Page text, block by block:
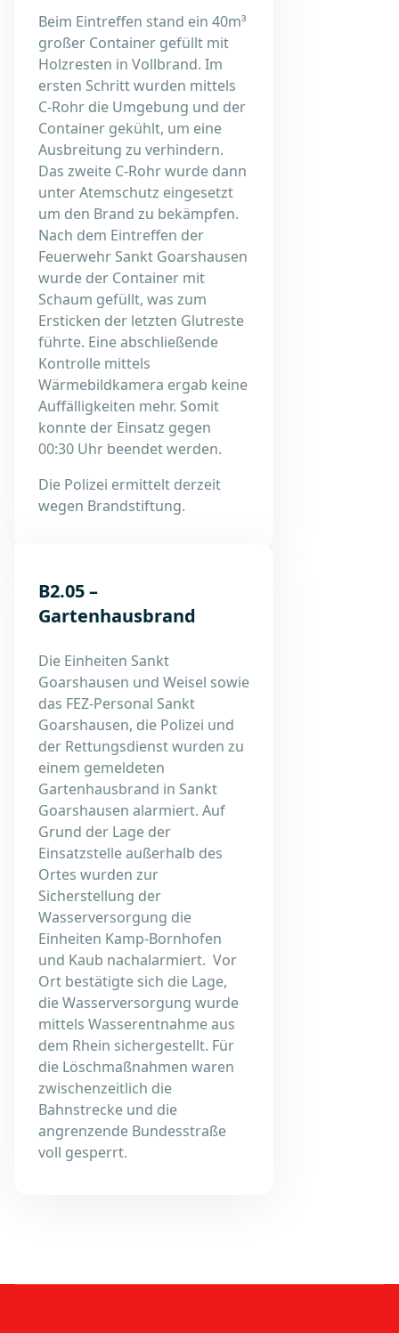
Beim Eintreffen stand ein 40m³
großer Container gefüllt mit
Holzresten in Vollbrand. Im
ersten Schritt wurden mittels
C-Rohr die Umgebung und der
Container gekühlt, um eine
Ausbreitung zu verhindern.
Das zweite C-Rohr wurde dann
unter Atemschutz eingesetzt
um den Brand zu bekämpfen.
Nach dem Eintreffen der
Feuerwehr Sankt Goarshausen
wurde der Container mit
Schaum gefüllt, was zum
Ersticken der letzten Glutreste
führte. Eine abschließende
Kontrolle mittels
Wärmebildkamera ergab keine
Auffälligkeiten mehr. Somit
konnte der Einsatz gegen
00:30 Uhr beendet werden.
Die Polizei ermittelt derzeit
wegen Brandstiftung.
B2.05 –
Gartenhausbrand
Die Einheiten Sankt
Goarshausen und Weisel sowie
das FEZ-Personal Sankt
Goarshausen, die Polizei und
der Rettungsdienst wurden zu
einem gemeldeten
Gartenhausbrand in Sankt
Goarshausen alarmiert. Auf
Grund der Lage der
Einsatzstelle außerhalb des
Ortes wurden zur
Sicherstellung der
Wasserversorgung die
Einheiten Kamp-Bornhofen
und Kaub nachalarmiert. Vor
Ort bestätigte sich die Lage,
die Wasserversorgung wurde
mittels Wasserentnahme aus
dem Rhein sichergestellt. Für
die Löschmaßnahmen waren
zwischenzeitlich die
Bahnstrecke und die
angrenzende Bundesstraße
voll gesperrt.